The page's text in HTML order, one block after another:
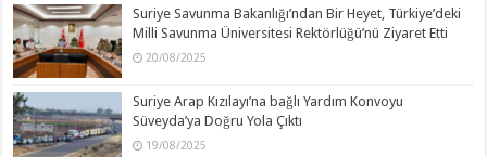
Suriye Savunma Bakanlığı’ndan Bir Heyet, Türkiye’deki
Milli Savunma Üniversitesi Rektörlüğü’nü Ziyaret Etti
20/08/2025
Suriye Arap Kızılayı’na bağlı Yardım Konvoyu
Süveyda’ya Doğru Yola Çıktı
19/08/2025